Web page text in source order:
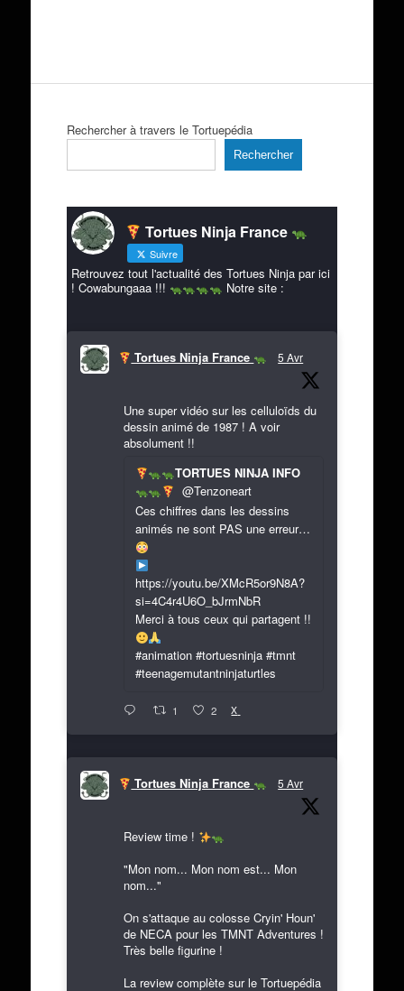
Rechercher à travers le Tortuepédia
Rechercher
Tortues Ninja France
Suivre
Retrouvez tout l'actualité des Tortues Ninja par ici
! Cowabungaaa !!!
Notre site :
Tortues Ninja France 5 Avr
Une super vidéo sur les celluloïds du
dessin animé de 1987 ! A voir
absolument !!
TORTUES NINJA INFO
@Tenzoneart
Ces chiffres dans les dessins
animés ne sont PAS une erreur…
https://youtu.be/XMcR5or9N8A?
si=4C4r4U6O_bJrmNbR
Merci à tous ceux qui partagent !!
#animation #tortuesninja #tmnt
#teenagemutantninjaturtles
1 2 X
Tortues Ninja France 5 Avr
Review time !
"Mon nom... Mon nom est... Mon
nom..."
On s'attaque au colosse Cryin' Houn'
de NECA pour les TMNT Adventures !
Très belle figurine !
La review complète sur le Tortuepédia